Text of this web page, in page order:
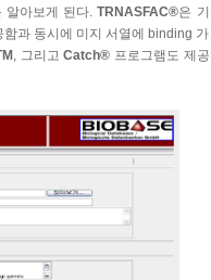
알아보게 된다.TRNASFAC®은 기
과 동시에 미지 서열에 binding 가
, 그리고 Catch® 프로그램도 제공